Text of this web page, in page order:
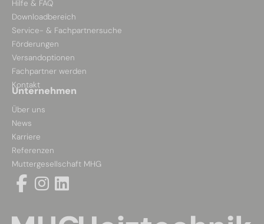
Hilfe & FAQ
Downloadbereich
Service- & Fachpartnersuche
Förderungen
Versandoptionen
Fachpartner werden
Kontakt
Unternehmen
Über uns
News
Karriere
Referenzen
Muttergesellschaft MHG